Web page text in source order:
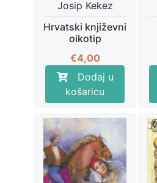
Josip Kekez
Hrvatski književni
oikotip
€4,00
Dodaj u
košaricu